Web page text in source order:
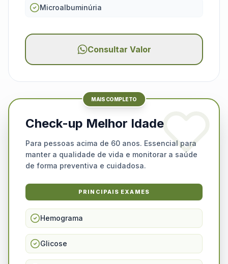
Microalbuminúria
Consultar Valor
MAIS COMPLETO
Check-up Melhor Idade
Para pessoas acima de 60 anos. Essencial para
manter a qualidade de vida e monitorar a saúde
de forma preventiva e cuidadosa.
PRINCIPAIS EXAMES
Hemograma
Glicose